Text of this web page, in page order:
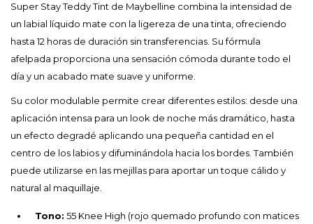
Super Stay Teddy Tint de Maybelline combina la intensidad de
un labial líquido mate con la ligereza de una tinta, ofreciendo
hasta 12 horas de duración sin transferencias. Su fórmula
afelpada proporciona una sensación cómoda durante todo el
día y un acabado mate suave y uniforme.
Su color modulable permite crear diferentes estilos: desde una
aplicación intensa para un look de noche más dramático, hasta
un efecto degradé aplicando una pequeña cantidad en el
centro de los labios y difuminándola hacia los bordes. También
puede utilizarse en las mejillas para aportar un toque cálido y
natural al maquillaje.
Tono: 55 Knee High (rojo quemado profundo con matices